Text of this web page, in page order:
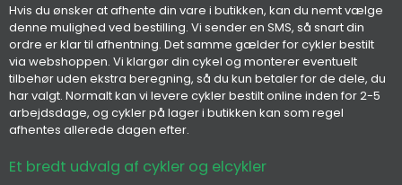
Hvis du ønsker at afhente din vare i butikken, kan du nemt vælge
denne mulighed ved bestilling. Vi sender en SMS, så snart din
ordre er klar til afhentning. Det samme gælder for cykler bestilt
via webshoppen. Vi klargør din cykel og monterer eventuelt
tilbehør uden ekstra beregning, så du kun betaler for de dele, du
har valgt. Normalt kan vi levere cykler bestilt online inden for 2-5
arbejdsdage, og cykler på lager i butikken kan som regel
afhentes allerede dagen efter.
Et bredt udvalg af cykler og elcykler